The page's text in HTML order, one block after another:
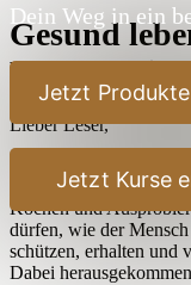
Dein Weg in ein
Jetzt
Jetzt Kurse
Gesund
Lieber Leser,
durch meine
Reisen und nicht
Kochen und
dürfen, wie der
schützen, erhalten und
Dabei